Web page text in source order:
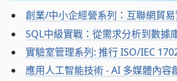
創業/中小企經營系列：互聯網貿
SQL中級實戰：從需求分析到數據
實驗室管理系列: 推行 ISO/IEC
應用人工智能技術 - AI 多媒體內容